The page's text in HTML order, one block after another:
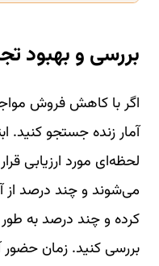
بررسی و بهبود
اگر با کاهش فروش
آمار زنده جستجو کنید.
لحظه‌ای مورد ارزیابی
می‌شوند و چند درصد از
کرده و چند درصد به
بررسی کنید. زمان